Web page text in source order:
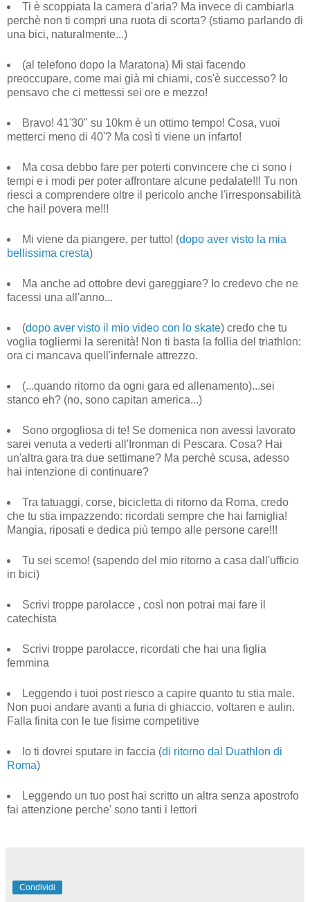
Ti è scoppiata la camera d'aria? Ma invece di cambiarla
perchè non ti compri una ruota di scorta? (stiamo parlando di
una bici, naturalmente...)
(al telefono dopo la Maratona) Mi stai facendo
preoccupare, come mai già mi chiami, cos'è successo? Io
pensavo che ci mettessi sei ore e mezzo!
Bravo! 41'30" su 10km è un ottimo tempo! Cosa, vuoi
metterci meno di 40'? Ma così ti viene un infarto!
Ma cosa debbo fare per poterti convincere che ci sono i
tempi e i modi per poter affrontare alcune pedalate!!! Tu non
riesci a comprendere oltre il pericolo anche l'irresponsabilità
che hai! povera me!!!
Mi viene da piangere, per tutto! (dopo aver visto la mia
bellissima cresta)
Ma anche ad ottobre devi gareggiare? Io credevo che ne
facessi una all'anno...
(dopo aver visto il mio video con lo skate) credo che tu
voglia togliermi la serenità! Non ti basta la follia del triathlon:
ora ci mancava quell'infernale attrezzo.
(...quando ritorno da ogni gara ed allenamento)...sei
stanco eh? (no, sono capitan america...)
Sono orgogliosa di te! Se domenica non avessi lavorato
sarei venuta a vederti all'Ironman di Pescara. Cosa? Hai
un'altra gara tra due settimane? Ma perchè scusa, adesso
hai intenzione di continuare?
Tra tatuaggi, corse, bicicletta di ritorno da Roma, credo
che tu stia impazzendo: ricordati sempre che hai famiglia!
Mangia, riposati e dedica più tempo alle persone care!!!
Tu sei scemo! (sapendo del mio ritorno a casa dall'ufficio
in bici)
Scrivi troppe parolacce , così non potrai mai fare il
catechista
Scrivi troppe parolacce, ricordati che hai una figlia
femmina
Leggendo i tuoi post riesco a capire quanto tu stia male.
Non puoi andare avanti a furia di ghiaccio, voltaren e aulin.
Falla finita con le tue fisime competitive
Io ti dovrei sputare in faccia (di ritorno dal Duathlon di
Roma)
Leggendo un tuo post hai scritto un altra senza apostrofo
fai attenzione perche' sono tanti i lettori
Condividi